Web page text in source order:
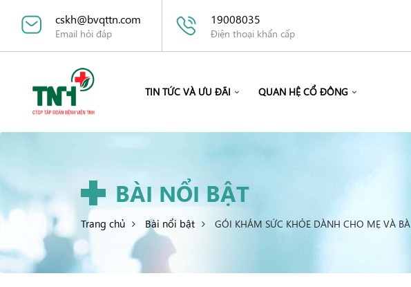
cskh@bvqttn.com
Email hỏi đáp
19008035
Điện thoại khẩn cấp
TIN TỨC VÀ ƯU ĐÃI QUAN HỆ CỔ ĐÔNG
BÀI NỔI BẬT
Trang chủ Bài nổi bật GÓI KHÁM SỨC KHỎE DÀNH CHO MẸ VÀ BÀ